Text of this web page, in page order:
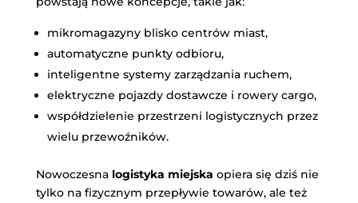
mikromagazyny blisko centrów miast,
automatyczne punkty odbioru,
inteligentne systemy zarządzania ruchem,
elektryczne pojazdy dostawcze i rowery cargo,
współdzielenie przestrzeni logistycznych przez
wielu przewoźników.
Nowoczesna logistyka miejska opiera się dziś nie
tylko na fizycznym przepływie towarów, ale też